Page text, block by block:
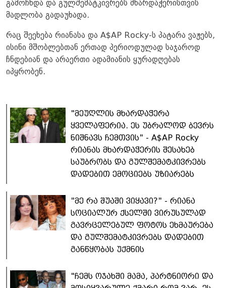
გამოჩნდა და გულშემატკივრებს მხარდაჭერისთვის
მადლობა გადაუხადა.
რაც შეეხება რიანასა და A$AP Rocky-ს პატარა ვაჟებს,
ისინი მშობლებთან ერთად პერიოდულად საჯაროდ
ჩნდებიან და არაერთი ადამიანის ყურადღებას
იპყრობენ.
"მეუღლის მხარდაჭერა
ყველაფერია. ეს უბრალოდ ბევრს
ნიშნავს ჩემთვის" - A$AP Rocky
რიანას მხარდაჭერის შესახებ
საუბრობს და გულშემატკივრებს
დადებით ემოციებს უზიარებს
"მე რა შუაში ვიყავი?" - რიანა
სოციალურ ქსელში ვირუსულად
გავრცელებულ ფოტოს ეხმაურება
და გულშემატკივრებს დადებით
განწყობას უქმნის
"ჩემს ოჯახში მამა, პარტნიორი და